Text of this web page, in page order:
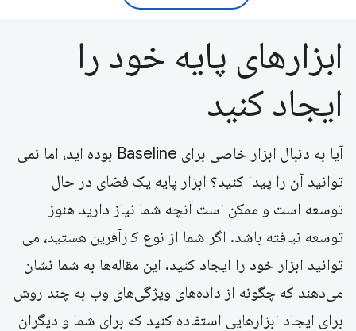
ابزارهای پایه خود را
ایجاد کنید
آیا به دنبال ابزار خاصی برای Baseline بوده اید، اما نمی
توانید آن را پیدا کنید؟ ابزار پایه یک فضای در حال
توسعه است و ممکن است آنچه شما نیاز دارید هنوز
توسعه نیافته باشد. اگر شما از نوع کارآفرین هستید، می
توانید ابزار خود را ایجاد کنید. این مقاله‌ها به شما نشان
می‌دهند که چگونه از داده‌های ویژگی‌های وب به چند روش
برای ایجاد ابزارهایی استفاده کنید که برای شما و دیگران